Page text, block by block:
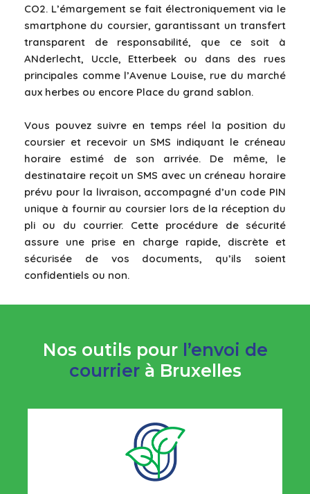
CO2. L’émargement se fait électroniquement via le
smartphone du coursier, garantissant un transfert
transparent de responsabilité, que ce soit à
ANderlecht, Uccle, Etterbeek ou dans des rues
principales comme l’Avenue Louise, rue du marché
aux herbes ou encore Place du grand sablon.
Vous pouvez suivre en temps réel la position du
coursier et recevoir un SMS indiquant le créneau
horaire estimé de son arrivée. De même, le
destinataire reçoit un SMS avec un créneau horaire
prévu pour la livraison, accompagné d’un code PIN
unique à fournir au coursier lors de la réception du
pli ou du courrier. Cette procédure de sécurité
assure une prise en charge rapide, discrète et
sécurisée de vos documents, qu’ils soient
confidentiels ou non.
Nos outils pour l’envoi de
courrierà Bruxelles